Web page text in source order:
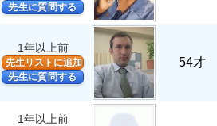
先生に質問する
1年以上前
先生リストに追加
先生に質問する
54才
1年以上前